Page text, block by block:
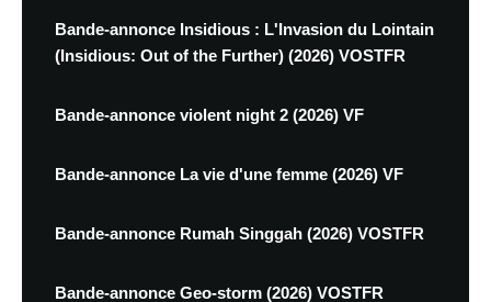
Bande-annonce Insidious : L'Invasion du Lointain
(Insidious: Out of the Further) (2026) VOSTFR
Bande-annonce violent night 2 (2026) VF
Bande-annonce La vie d'une femme (2026) VF
Bande-annonce Rumah Singgah (2026) VOSTFR
Bande-annonce Geo-storm (2026) VOSTFR